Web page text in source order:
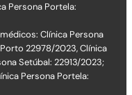
Persona Portela:
Clínica Persona
22978/2023, Clínica
Setúbal: 22913/2023;
Persona Portela: